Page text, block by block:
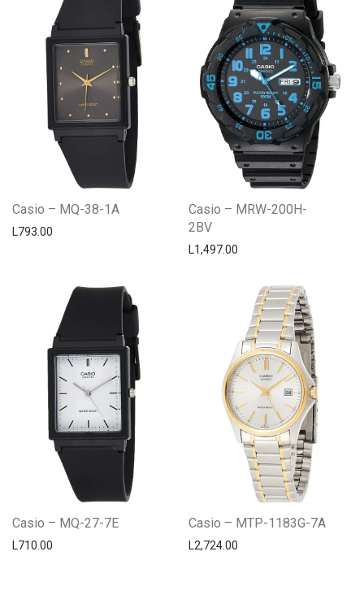
Casio – MQ-38-1A
L793.00
Casio – MRW-200H-
2BV
L1,497.00
Casio – MQ-27-7E
L710.00
Casio – MTP-1183G-7A
L2,724.00